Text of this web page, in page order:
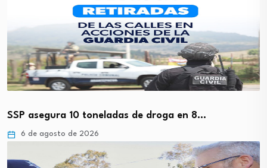
SSP asegura 10 toneladas de droga en 8…
6 de agosto de 2026